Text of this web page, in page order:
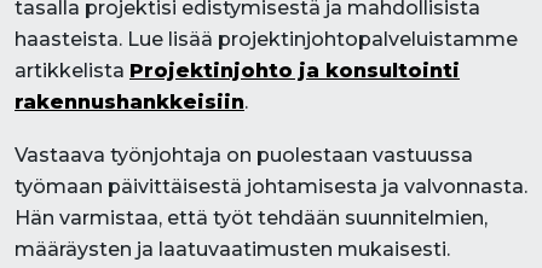
tasalla projektisi edistymisestä ja mahdollisista
haasteista. Lue lisää projektinjohtopalveluistamme
artikkelista Projektinjohto ja konsultointi
rakennushankkeisiin.
Vastaava työnjohtaja on puolestaan vastuussa
työmaan päivittäisestä johtamisesta ja valvonnasta.
Hän varmistaa, että työt tehdään suunnitelmien,
määräysten ja laatuvaatimusten mukaisesti.